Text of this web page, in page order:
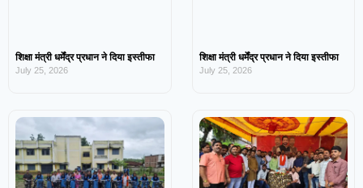
शिक्षा मंत्री धर्मेंद्र प्रधान ने दिया इस्तीफा
July 25, 2026
शिक्षा मंत्री धर्मेंद्र प्रधान ने दिया इस्तीफा
July 25, 2026